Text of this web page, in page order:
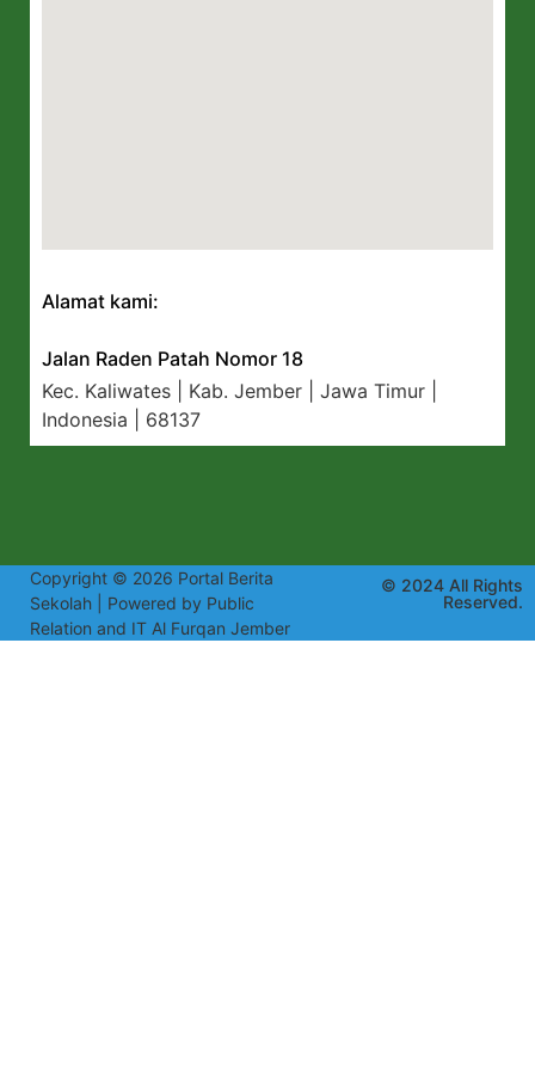
Alamat kami:
Jalan Raden Patah Nomor 18
Kec. Kaliwates | Kab. Jember | Jawa Timur |
Indonesia | 68137
Copyright © 2026 Portal Berita
Sekolah | Powered by Public
Relation and IT Al Furqan Jember
© 2024 All Rights
Reserved.